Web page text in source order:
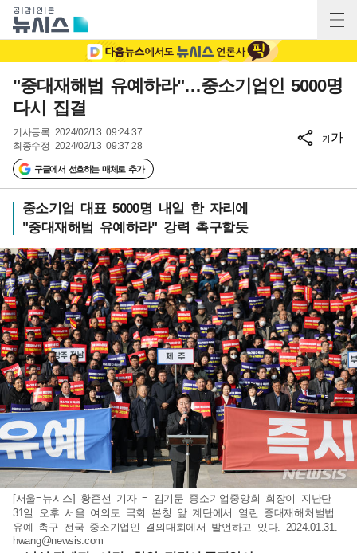
"중대재해법 유예하라"…중소기업인 5000명
다시 집결
기사등록 2024/02/13 09:24:37
최종수정 2024/02/13 09:37:28
구글에서 선호하는 매체로 추가
가가
중소기업 대표 5000명 내일 한 자리에
"중대재해법 유예하라" 강력 촉구할듯
[서울=뉴시스] 황준선 기자 = 김기문 중소기업중앙회 회장이 지난단
31일 오후 서울 여의도 국회 본청 앞 계단에서 열린 중대재해처벌법
유예 촉구 전국 중소기업인 결의대회에서 발언하고 있다. 2024.01.31.
hwang@newsis.com